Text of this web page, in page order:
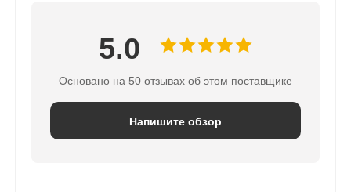
5.0
Основано на 50 отзывах об этом поставщике
Напишите обзор